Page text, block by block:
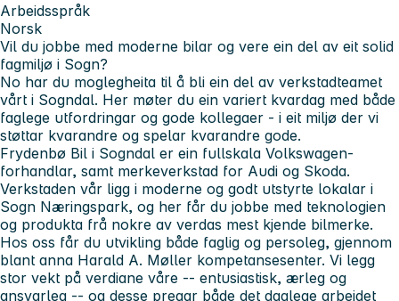
Arbeidsspråk
Norsk
Vil du jobbe med moderne bilar og vere ein del av eit solid
fagmiljø i Sogn?
No har du moglegheita til å bli ein del av verkstadteamet
vårt i Sogndal. Her møter du ein variert kvardag med både
faglege utfordringar og gode kollegaer - i eit miljø der vi
støttar kvarandre og spelar kvarandre gode.
Frydenbø Bil i Sogndal er ein fullskala Volkswagen-
forhandlar, samt merkeverkstad for Audi og Skoda.
Verkstaden vår ligg i moderne og godt utstyrte lokalar i
Sogn Næringspark, og her får du jobbe med teknologien
og produkta frå nokre av verdas mest kjende bilmerke.
Hos oss får du utvikling både faglig og persoleg, gjennom
blant anna Harald A. Møller kompetansesenter. Vi legg
stor vekt på verdiane våre -- entusiastisk, ærleg og
ansvarleg -- og desse pregar både det daglege arbeidet